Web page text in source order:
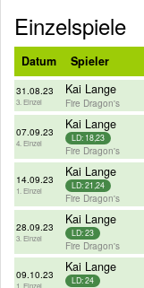
Einzelspiele
Datum Spieler
31.08.23
3. Einzel
Kai Lange
Fire Dragon's
07.09.23
4. Einzel
Kai Lange
LD: 18,23
Fire Dragon's
14.09.23
1. Einzel
Kai Lange
LD: 21,24
Fire Dragon's
28.09.23
3. Einzel
Kai Lange
LD: 23
Fire Dragon's
09.10.23
1. Einzel
Kai Lange
LD: 24